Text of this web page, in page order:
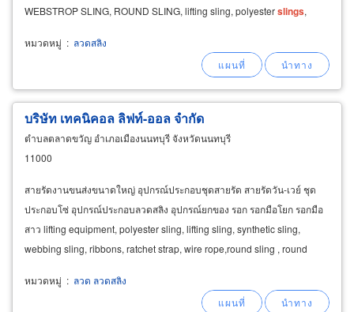
WEBSTROP SLING, ROUND SLING, lifting sling, polyesterslings,
หมวดหมู่ : ลวดสลิง
บริษัท เทคนิคอล ลิฟท์-ออล จำกัด
ตำบลตลาดขวัญ อำเภอเมืองนนทบุรี จังหวัดนนทบุรี
11000
สายรัดงานขนส่งขนาดใหญ่ อุปกรณ์ประกอบชุดสายรัด สายรัดวัน-เวย์ ชุด
ประกอบโซ่ อุปกรณ์ประกอบลวดสลิง อุปกรณ์ยกของ รอก รอกมือโยก รอกมือ
สาว lifting equipment, polyester sling, lifting sling, synthetic sling,
webbing sling, ribbons, ratchet strap, wire rope,round sling , round
หมวดหมู่ : ลวด ลวดสลิง